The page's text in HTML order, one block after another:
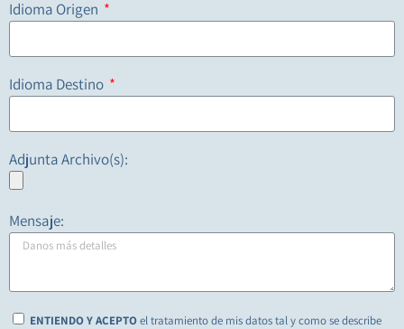
Idioma Origen
Idioma Destino
Adjunta Archivo(s):
Mensaje:
ENTIENDO Y ACEPTOel tratamiento de mis datos tal y como se describe